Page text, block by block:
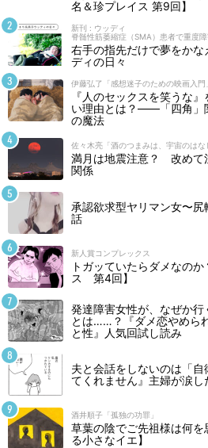
名＆珍プレイス 第9回】
新刊 : ウッディ
脊髄性筋萎縮症（SMA）患者で重度
右手の指先だけで夢をか
ディの日々
伊藤弘了「感想迷子のための映画入門」
『人のセックスを笑うな
い理由とは？――「四角」
の魔法
佐々木亮「酒のつまみは、宇宙のはな
満月は地震注意？ 改めて
関係
承認欲求型ヤリマン女〜
話
新人賞コンプレックス
トガッていたらダメなの
ス 第4回】
発達障害女性が、なぜか
とは……？『ダメ恋やめら
と性』人気回試し読み
夫と会話をしないのは「
てくれません』主婦が涙し
酒井順子「孤独の功罪」
草葉の陰でご先祖様は何
る小さなイエ】